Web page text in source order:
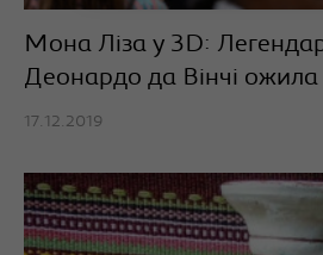
Мона Ліза у 3D:
Деонардо да Вінчі ожила
17.12.2019